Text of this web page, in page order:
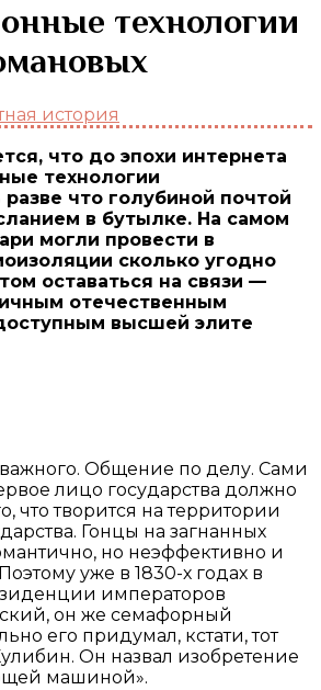
история
технологии
разве что голубиной почтой
в бутылке. На самом
могли провести в
сколько угодно
оставаться на связи —
отечественным
высшей элите
Общение по делу. Сами
лицо государства должно
что творится на территории
Гонцы на загнанных
но неэффективно и
уже в 1830-х годах в
императоров
он же семафорный
его придумал, кстати, тот
Он назвал изобретение
машиной».